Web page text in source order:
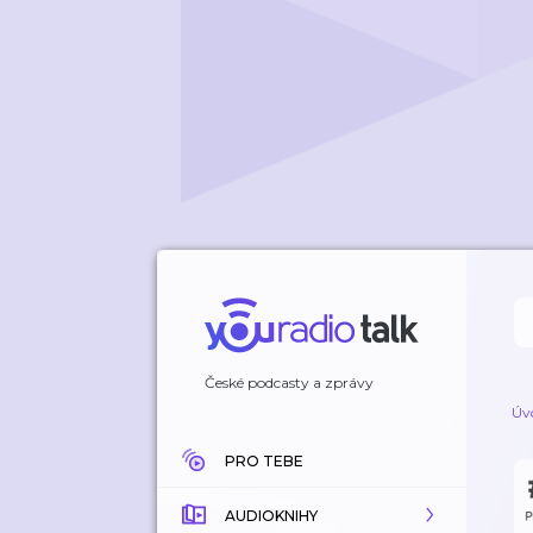
České podcasty a zprávy
PRO TEBE
AUDIOKNIHY